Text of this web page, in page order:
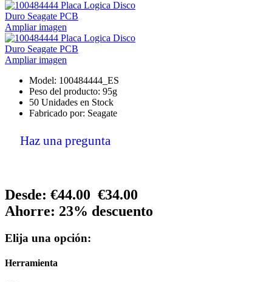
Ampliar imagen
Ampliar imagen
Model: 100484444_ES
Peso del producto: 95g
50 Unidades en Stock
Fabricado por: Seagate
Haz una pregunta
Desde: €44.00 €34.00
Ahorre: 23% descuento
Elija una opción:
Herramienta